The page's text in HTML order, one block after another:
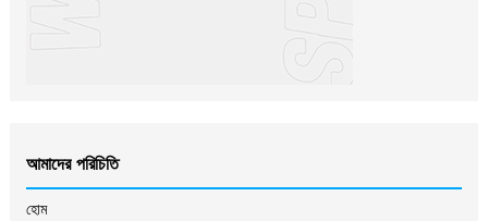
আমাদের পরিচিতি
হোম